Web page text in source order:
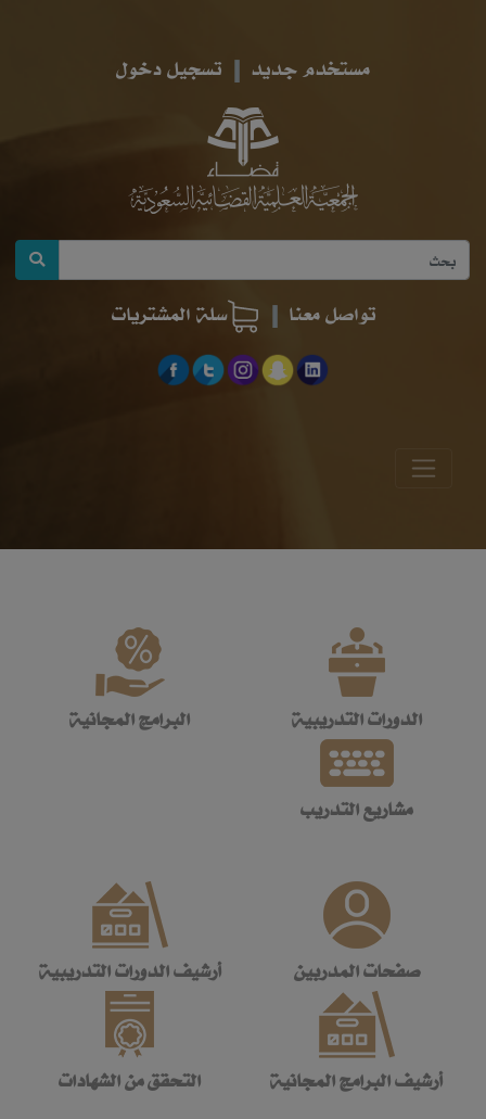
مستخدم جديد تسجيل دخول
تواصل معنا سلة المشتريات
الدورات التدريبية البرامج المجانية
مشاريع التدريب
صفحات المدربين أرشيف الدورات التدريبية
أرشيف البرامج المجانية التحقق من الشهادات